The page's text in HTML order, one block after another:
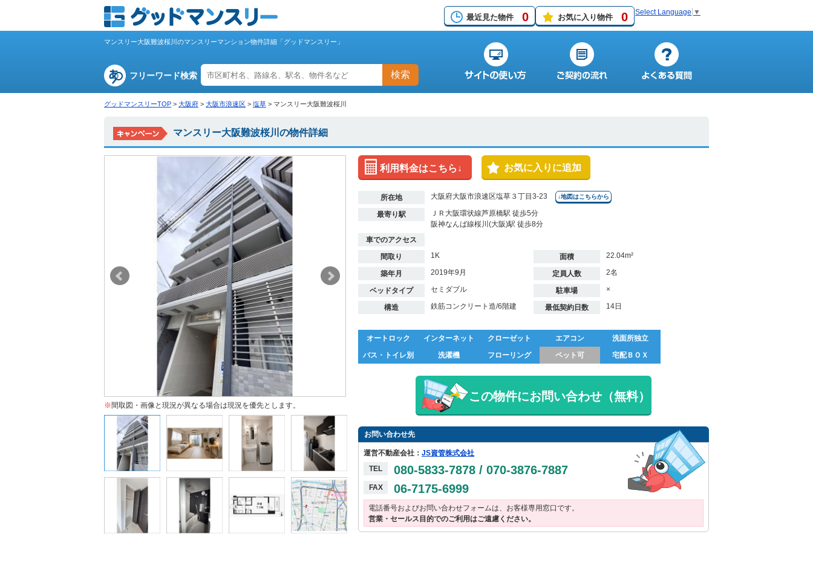
最近見た物件 0 お気に入り物件 0 Select Language ▼
マンスリー大阪難波桜川のマンスリーマンション物件詳細「グッドマンスリー」
フリーワード検索 検索
グッドマンスリーTOP > 大阪府 > 大阪市浪速区 > 塩草 > マンスリー大阪難波桜川
マンスリー大阪難波桜川の物件詳細
※間取図・画像と現況が異なる場合は現況を優先とします。
利用料金はこちら↓ お気に入りに追加
所在地 大阪府大阪市浪速区塩草３丁目3-23 ↓地図はこちらから
最寄り駅
ＪＲ大阪環状線芦原橋駅 徒歩5分
阪神なんば線桜川(大阪)駅 徒歩8分
車でのアクセス
間取り
1K 面積 22.04m²
築年月 2019年9月 定員人数 2名
ベッドタイプ セミダブル 駐車場 ×
構造 鉄筋コンクリート造/6階建 最低契約日数 14日
オートロック インターネット クローゼット エアコン
洗面所独立
バス・トイレ別
洗濯機 フローリング ペット可 宅配ＢＯＸ
この物件にお問い合わせ（無料）
お問い合わせ先
運営不動産会社： JS資管株式会社
TEL
080-5833-7878 / 070-3876-7887
FAX 06-7175-6999
電話番号およびお問い合わせフォームは、お客様専用窓口です。
営業・セールス目的でのご利用はご遠慮ください。